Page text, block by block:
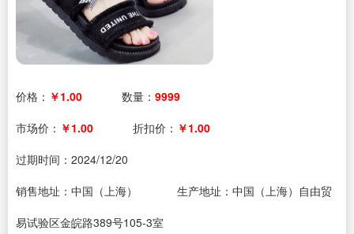
价格： ￥1.00 数量： 9999
市场价： ￥1.00 折扣价： ￥1.00
过期时间： 2024/12/20
销售地址：中国（上海）
生产地址：中国（上海）自由贸
易试验区金皖路389号105-3室